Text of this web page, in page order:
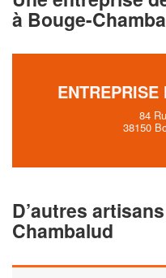
à Bouge-
ENTREPRISE
84
38150
D’autres
Chambalud